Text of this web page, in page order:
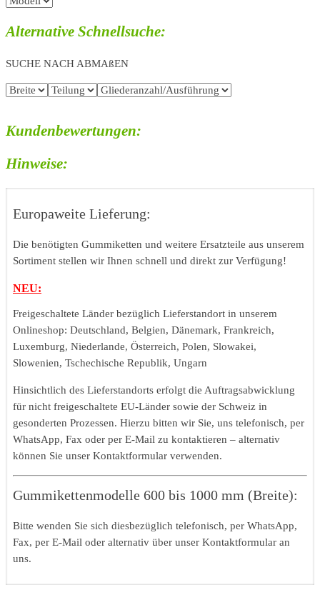
Alternative Schnellsuche:
SUCHE NACH ABMAßEN
Kundenbewertungen:
Hinweise:
Europaweite Lieferung:
Die benötigten Gummiketten und weitere Ersatzteile aus unserem
Sortiment stellen wir Ihnen schnell und direkt zur Verfügung!
NEU:
Freigeschaltete Länder bezüglich Lieferstandort in unserem
Onlineshop: Deutschland, Belgien, Dänemark, Frankreich,
Luxemburg, Niederlande, Österreich, Polen, Slowakei,
Slowenien, Tschechische Republik, Ungarn
Hinsichtlich des Lieferstandorts erfolgt die Auftragsabwicklung
für nicht freigeschaltete EU-Länder sowie der Schweiz in
gesonderten Prozessen. Hierzu bitten wir Sie, uns telefonisch, per
WhatsApp, Fax oder per E-Mail zu kontaktieren – alternativ
können Sie unser Kontaktformular verwenden.
Gummikettenmodelle 600 bis 1000 mm (Breite):
Bitte wenden Sie sich diesbezüglich telefonisch, per WhatsApp,
Fax, per E-Mail oder alternativ über unser Kontaktformular an
uns.